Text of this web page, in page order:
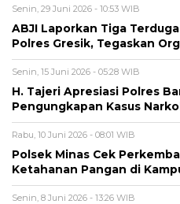
Senin, 29 Juni 2026 - 10:53 WIB
ABJI Laporkan Tiga
Polres Gresik, Tegaskan
Senin, 15 Juni 2026 - 05:28 WIB
H. Tajeri Apresiasi Polres
Pengungkapan Kasus
Rabu, 10 Juni 2026 - 08:01 WIB
Polsek Minas Cek
Ketahanan Pangan di
Senin, 8 Juni 2026 - 13:26 WIB